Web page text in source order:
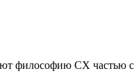
философию СХ частью